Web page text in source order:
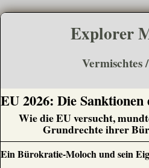
Explorer
Vermischtes
EU 2026: Die
Wie die EU versucht,
Grundrechte ihrer
Ein Bürokratie-Moloch und sein